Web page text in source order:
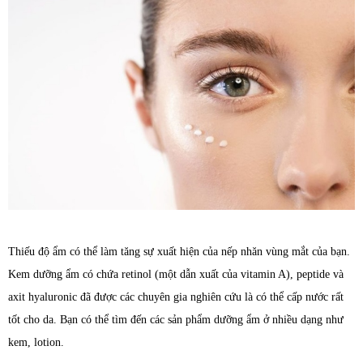
Thiếu độ ẩm có thể làm tăng sự xuất hiện của nếp nhăn vùng mắt của bạn.
Kem dưỡng ẩm có chứa retinol (một dẫn xuất của vitamin A), peptide và
axit hyaluronic đã được các chuyên gia nghiên cứu là có thể cấp nước rất
tốt cho da. Bạn có thể tìm đến các sản phẩm dưỡng ẩm ở nhiều dạng như
kem, lotion.